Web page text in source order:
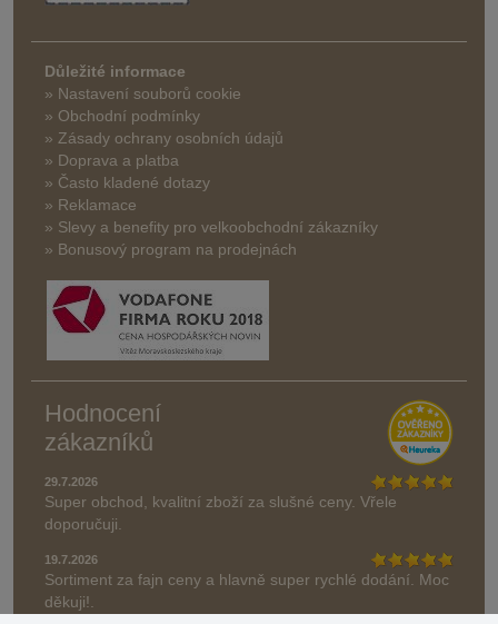
Důležité informace
» Nastavení souborů cookie
» Obchodní podmínky
» Zásady ochrany osobních údajů
» Doprava a platba
» Často kladené dotazy
» Reklamace
» Slevy a benefity pro velkoobchodní zákazníky
» Bonusový program na prodejnách
Hodnocení
zákazníků
29.7.2026
Super obchod, kvalitní zboží za slušné ceny. Vřele
doporučuji.
19.7.2026
Sortiment za fajn ceny a hlavně super rychlé dodání. Moc
děkuji!.